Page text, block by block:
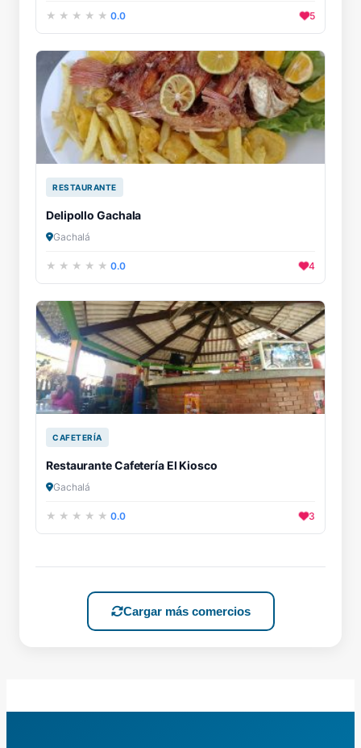
0.0 5
RESTAURANTE
Delipollo Gachala
Gachalá
0.0 4
CAFETERÍA
Restaurante Cafetería El Kiosco
Gachalá
0.0 3
Cargar más comercios